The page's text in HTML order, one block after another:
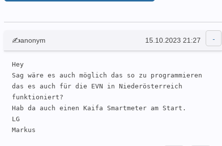
✍anonym 15.10.2023 21:27
Hey
Sag wäre es auch möglich das so zu programmieren
das es auch für die EVN in Niederösterreich
funktioniert?
Hab da auch einen Kaifa Smartmeter am Start.
LG
Markus